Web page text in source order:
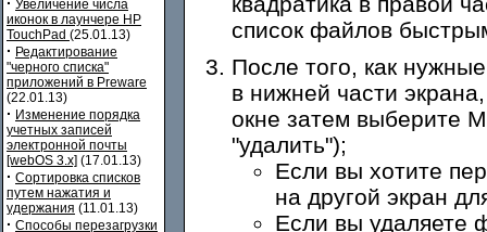
Увеличение числа
иконок в лаунчере HP
TouchPad (25.01.13)
· Редактирование
"черного списка"
приложений в Preware
(22.01.13)
· Изменение порядка
учетных записей
электронной почты
[webOS 3.x] (17.01.13)
· Сортировка списков
путем нажатия и
удержания (11.01.13)
· Способы перезагрузки
список файлов
После того, как
в нижней части
окне затем выберите
"удалить");
Если вы хотите
на другой экран
Если вы удаляете